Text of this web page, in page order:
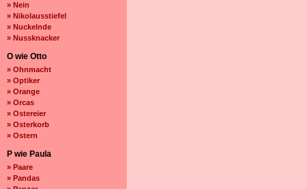
» Nein
» Nikolausstiefel
» Nuckelnde
» Nussknacker
O wie Otto
» Ohnmacht
» Optiker
» Orange
» Orcas
» Ostereier
» Osterkorb
» Ostern
P wie Paula
» Paare
» Pandas